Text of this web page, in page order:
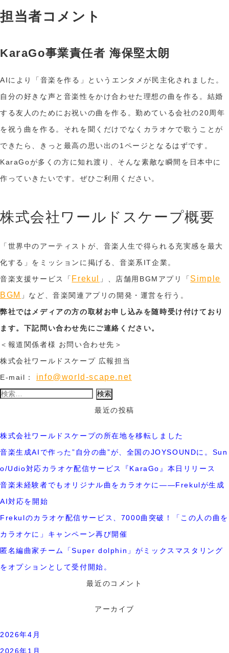
担当者コメント
KaraGo事業責任者 海保堅太朗
AIにより「音楽を作る」というエンタメが民主化されました。
自分の好きな声と音楽性をかけ合わせた理想の曲を作る。結婚
する友人のためにお祝いの曲を作る。勤めている会社の20周年
を祝う曲を作る。それを聞くだけでなくカラオケで歌うことが
できたら、きっと最高の思い出の1ページとなるはずです。
KaraGoが多くの方に知れ渡り、そんな素敵な瞬間を日本中に
作っていきたいです。ぜひご利用ください。
株式会社ワールドスケープ概要
「世界中のアーティストが、音楽人生で得られる充実感を最大
化する」をミッションに掲げる、音楽系IT企業。
音楽支援サービス「 Frekul 」、店舗用BGMアプリ「 Simple
BGM 」など、音楽関連アプリの開発・運営を行う。
弊社ではメディアの方の取材お申し込みを随時受け付けており
ます。下記問い合わせ先にご連絡ください。
＜報道関係者様 お問い合わせ先＞
株式会社ワールドスケープ 広報担当
E-mail： info@world-scape.net
検
最近の投稿
株式会社ワールドスケープの所在地を移転しました
音楽生成AIで作った”自分の曲”が、全国のJOYSOUNDに。Sun
o/Udio対応カラオケ配信サービス『KaraGo』本日リリース
音楽未経験者でもオリジナル曲をカラオケに――Frekulが生成
AI対応を開始
Frekulのカラオケ配信サービス、7000曲突破！「この人の曲を
カラオケに」キャンペーン再び開催
匿名編曲家チーム「Super dolphin」がミックスマスタリング
をオプションとして受付開始。
最近のコメント
アーカイブ
2026年4月
2026年1月